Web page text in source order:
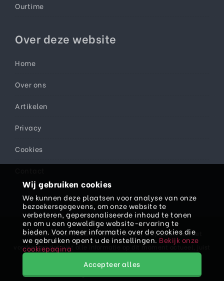
Ourtime
Over deze website
Home
Over ons
Artikelen
Privacy
Cookies
Ondanks dat de website met grote zorg is opgezet, kan het
voorkomen dat niet alle informatie op dit moment actueel, juist
en/of volledig is. Daarom kan er aan teksten, prijzen en/of
informatie geen rechten worden ontleend.
Wij gebruiken cookies
We kunnen deze plaatsen voor analyse van onze
bezoekersgegevens, om onze website te
verbeteren, gepersonaliseerde inhoud te tonen
en om u een geweldige website-ervaring te
bieden. Voor meer informatie over de cookies die
we gebruiken opent u de instellingen. Bekijk onze
cookiepagina
Accepteer alles